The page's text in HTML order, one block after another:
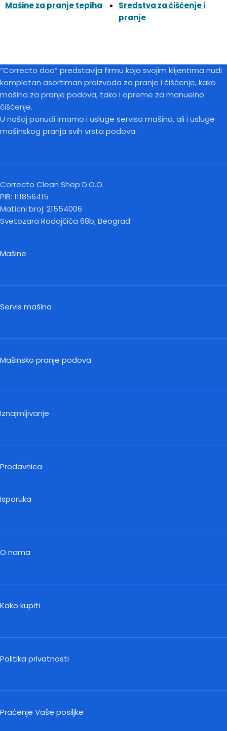
Mašine za pranje tepiha
Sredstva za čišćenje i
pranje
“Correcto doo” predstavlja firmu koja svojim klijentima nudi
kompletan asortiman proizvoda za pranje i čišćenje, kako
mašina za pranje podova, tako i opreme za manuelno
čišćenje.
U našoj ponudi imamo i usluge servisa mašina, ali i usluge
mašinskog pranja svih vrsta podova.
Correcto Clean Shop D.O.O.
PIB: 111856415
Maticni broj: 21554006
Svetozara Radojčića 68b, Beograd
Mašine
Servis mašina
Mašinsko pranje podova
Iznajmljivanje
Prodavnica
Isporuka
O nama
Kako kupiti
Politika privatnosti
Praćenje Vaše posiljke